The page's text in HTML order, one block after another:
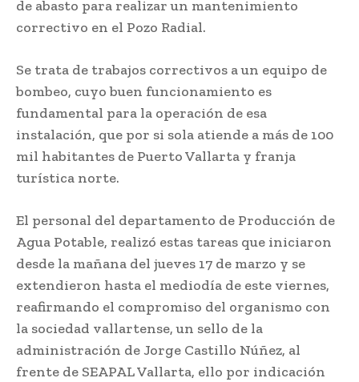
de abasto para realizar un mantenimiento
correctivo en el Pozo Radial.
Se trata de trabajos correctivos a un equipo de
bombeo, cuyo buen funcionamiento es
fundamental para la operación de esa
instalación, que por si sola atiende a más de 100
mil habitantes de Puerto Vallarta y franja
turística norte.
El personal del departamento de Producción de
Agua Potable, realizó estas tareas que iniciaron
desde la mañana del jueves 17 de marzo y se
extendieron hasta el mediodía de este viernes,
reafirmando el compromiso del organismo con
la sociedad vallartense, un sello de la
administración de Jorge Castillo Núñez, al
frente de SEAPAL Vallarta, ello por indicación